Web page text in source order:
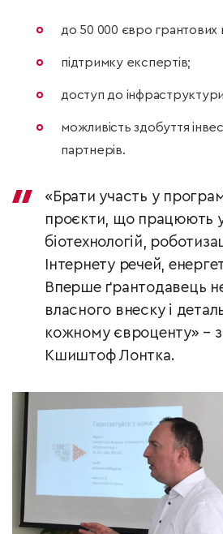
до 50 000 євро грантових
підтримку експертів;
доступ до
можливість здобуття
партнерів.
«Брати участь у
проєкти, що працюють у
біотехнологій,
Інтернету речей,
Вперше ґрантодавець
власного внеску і
кожному євроценту» –
Кшиштоф Лонтка.